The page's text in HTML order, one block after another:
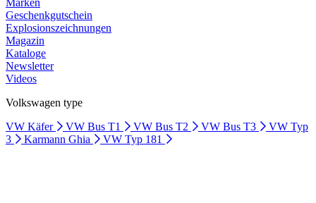
Marken
Geschenkgutschein
Explosionszeichnungen
Magazin
Kataloge
Newsletter
Videos
Volkswagen type
VW Käfer
VW Bus T1 VW Bus T2 VW Bus T3
VW Typ
3
Karmann Ghia VW Typ 181